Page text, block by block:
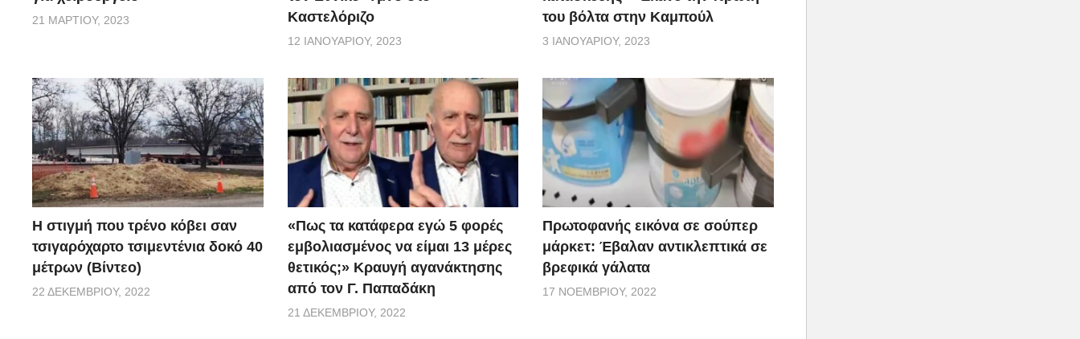
21 ΜΑΡΤΊΟΥ, 2023
Καστελόριζο
12 ΙΑΝΟΥΑΡΊΟΥ, 2023
του βόλτα στην Καμπούλ
3 ΙΑΝΟΥΑΡΊΟΥ, 2023
H στιγμή που τρένο κόβει σαν
τσιγαρόχαρτο τσιμεντένια δοκό 40
μέτρων (Βίντεο)
22 ΔΕΚΕΜΒΡΊΟΥ, 2022
«Πως τα κατάφερα εγώ 5 φορές
εμβoλιασμένος να είμαι 13 μέρες
θετικός;» Κραυγή αγανάκτησης
από τον Γ. Παπαδάκη
21 ΔΕΚΕΜΒΡΊΟΥ, 2022
Πρωτοφανής εικόνα σε σούπερ
μάρκετ: Έβαλαν αντικλεπτικά σε
βρεφικά γάλατα
17 ΝΟΕΜΒΡΊΟΥ, 2022